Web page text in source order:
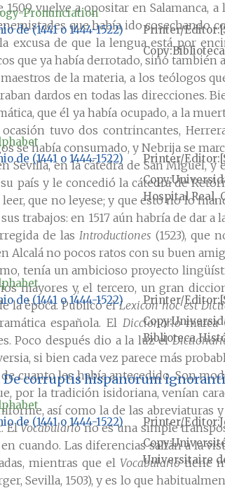
1509 vuelve a opositar en
que había ido cosechando
excusa de que la lengua está por
que ya había derrotado, sino
de la materia, a los teólogos
dardos en todas las direcciones.
que él ya había ocupado, a la
ocasión tuvo dos contrincantes,
se había consumado, y Nebrija se
Sevilla, en la cátedra de San Miguel,
país y le concedió la cátedra de
que no leyese; y que esto no lo
trabajos: en 1517 aún habría de dar a
de lasIntroductiones (1523), que
Alcalá no pocos ratos con su buen
tenía un ambicioso proyecto
mayores y, el tercero, un gran
la época. Publicó elLexicon hoc est
española. El Diccionariomarca
Poco después dio a la luz el
si bien cada vez parece más
cuanto les había antecedido. Son
por la tradición isidoriana, venían
así como la de las abreviaturas
ElVocabulariono es una simple
cuando. Las diferencias saltan a la
mientras que el Vocabulariotiene
Sevilla, 1503), y es lo que
Pronunciation
de (1441 o 1444-1522) Printer/Editor
Copy
de (1441 o 1444-1522) Printer/Editor
Copy
Hospital Real,
de (1441 o 1444-1522) Printer/Editor
Copy
Biblioteca
De corruptis hispanorum
de (1441 o 1444-1522) Printer/Editor
Copy
Universitaire